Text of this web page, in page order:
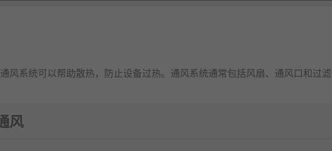
风系统可以帮助散热，防止设备过热。通风系统通常包括风扇、通风口和过
风